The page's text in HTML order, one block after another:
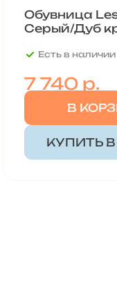
Обувница
Серый/Дуб
Есть в наличии
7 740р.
В
КУПИТЬ В